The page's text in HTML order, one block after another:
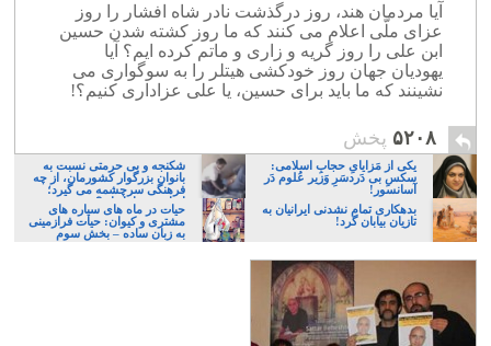
آیا مردمان هند، روز درگذشت نادر شاه افشار را روز
عزای ملّی اعلام می کنند که ما روز کشته شدن حسین
ابن علی را روز گریه و زاری و ماتم کرده ایم؟ آیا
یهودیان جهان روز خودکشی هیتلر را به سوگواری می
نشینند که ما باید برای حسین، یا علی عزاداری کنیم؟!
۵۲۰۸ پخش
یکی از مَزایایِ حجابِ اسلامی:
سکسِ بی دَردسَرِ وَزیر عُلوم دَر
آسانسور!
شکنجه و بی حرمتی نسبت به
بانوان بزرگوار کشورمان، از چه
فرهنگی سرچشمه می گیرد؛
ایرانی، و یا تازیان؟
بدهکاری تمام نشدنی ایرانیان به
تازیان بیابان گرد!
حیات در ماه های سیاره های
مشتری و کیوان: حیات فرازمینی
به زبان ساده – بخش سوم